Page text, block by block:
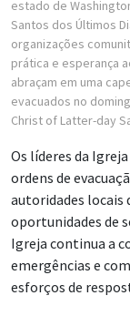
estado de
Santos dos Últimos
organizações
prática e esperança
abraçam em uma
evacuados no
Christ of Latter-day
Os líderes da
ordens de
autoridades locais
oportunidades de
Igreja continua a
emergências e
esforços de